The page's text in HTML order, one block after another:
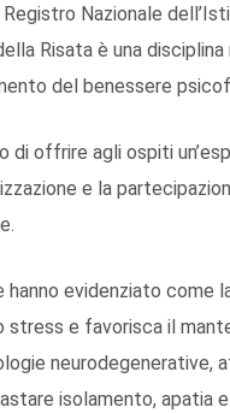
Nazionale
Risata è una
del benessere
di offrire agli ospiti
e la
evidenziato come
stress e favorisca il
neurodegenerative,
isolamento, apatia